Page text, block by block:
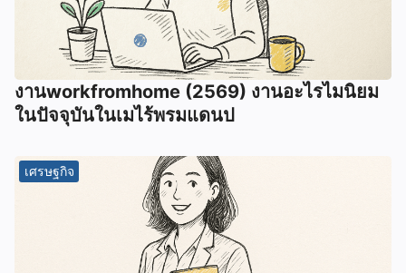
งานworkfromhome (2569) งานอะไรไมนิยม
ในปัจจุบันในเมไร้พรมแดนป
เศรษฐกิจ